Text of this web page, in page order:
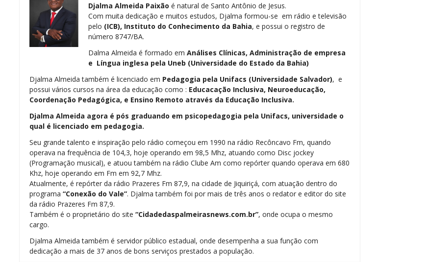
Djalma Almeida Paixão é natural de Santo Antônio de Jesus.
Com muita dedicação e muitos estudos, Djalma formou-se em rádio e televisão
pelo (ICB), Instituto do Conhecimento da Bahia, e possui o registro de
número 8747/BA.
Dalma Almeida é formado em Análises Clínicas, Administração de empresa
e Língua inglesa pela Uneb (Universidade do Estado da Bahia)
Djalma Almeida também é licenciado em Pedagogia pela Unifacs (Universidade Salvador), e
possui vários cursos na área da educação como : Educacação Inclusiva, Neuroeducação,
Coordenação Pedagógica, e Ensino Remoto através da Educação Inclusiva.
Djalma Almeida agora é pós graduando em psicopedagogia pela Unifacs, universidade o
qual é licenciado em pedagogia.
Seu grande talento e inspiração pelo rádio começou em 1990 na rádio Recôncavo Fm, quando
operava na frequência de 104,3, hoje operando em 98,5 Mhz, atuando como Disc jockey
(Programação musical), e atuou também na rádio Clube Am como repórter quando operava em 680
Khz, hoje operando em Fm em 92,7 Mhz.
Atualmente, é repórter da rádio Prazeres Fm 87,9, na cidade de Jiquiriçá, com atuação dentro do
programa “Conexão do Vale”. Djalma também foi por mais de três anos o redator e editor do site
da rádio Prazeres Fm 87,9.
Também é o proprietário do site “Cidadedaspalmeirasnews.com.br”, onde ocupa o mesmo
cargo.
Djalma Almeida também é servidor público estadual, onde desempenha a sua função com
dedicação a mais de 37 anos de bons serviços prestados a população.